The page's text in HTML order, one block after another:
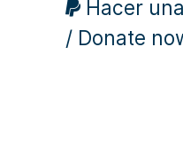
Hacer
/ Donate